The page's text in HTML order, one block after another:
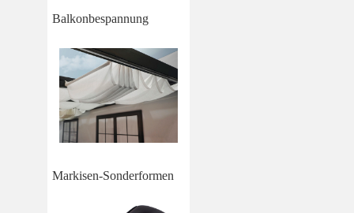
Balkonbespannung
Markisen-Sonderformen